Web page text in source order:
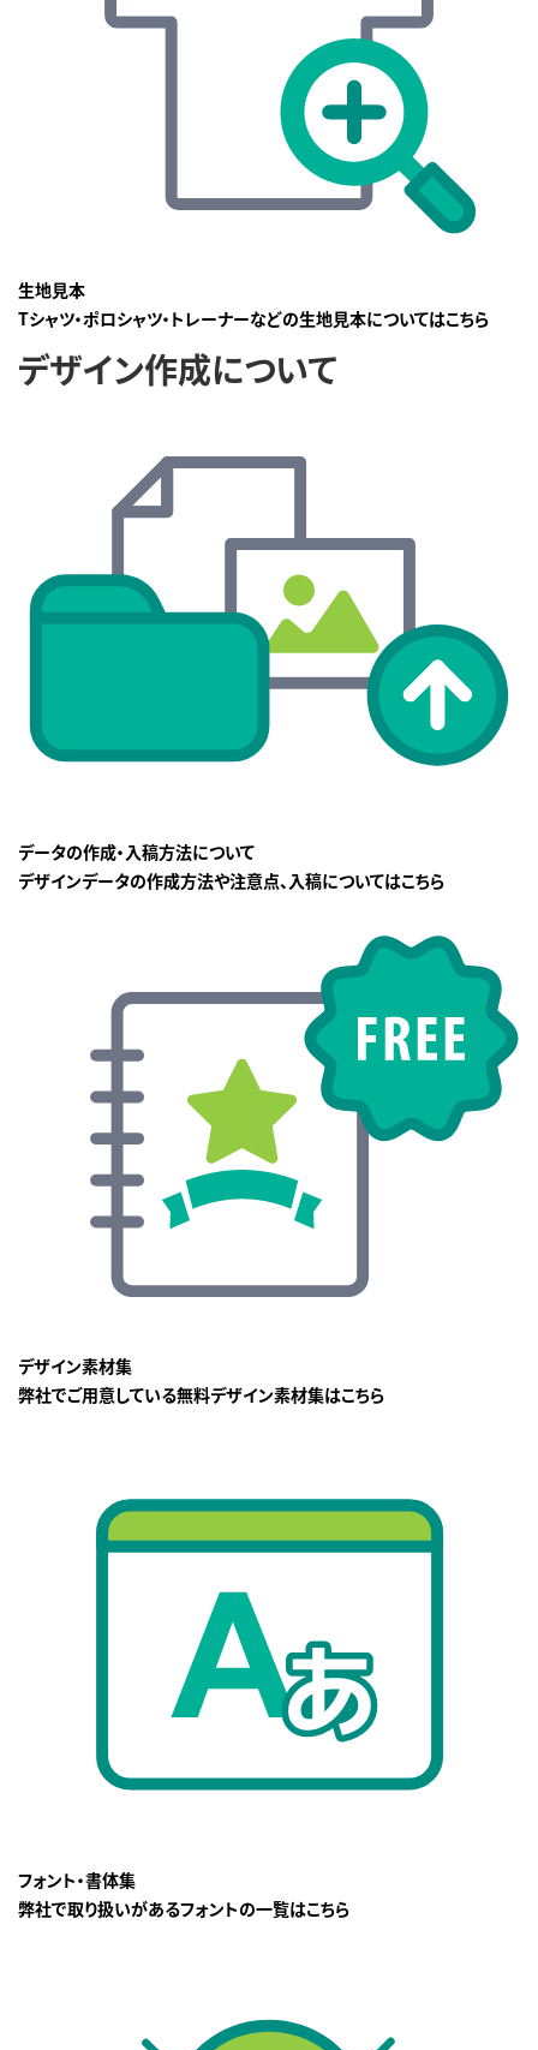
生地見本
Tシャツ・ポロシャツ・トレーナーなどの生地見本についてはこちら
デザイン作成について
データの作成・入稿方法について
デザインデータの作成方法や注意点、入稿についてはこちら
デザイン素材集
弊社でご用意している無料デザイン素材集はこちら
フォント・書体集
弊社で取り扱いがあるフォントの一覧はこちら